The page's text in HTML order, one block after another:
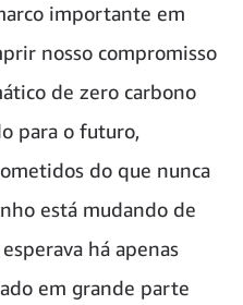
importante em
nosso compromisso
de zero carbono
para o futuro,
do que nunca
está mudando de
há apenas
em grande parte